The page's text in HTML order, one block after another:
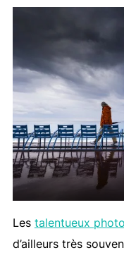
Les talentueux
d’ailleurs très